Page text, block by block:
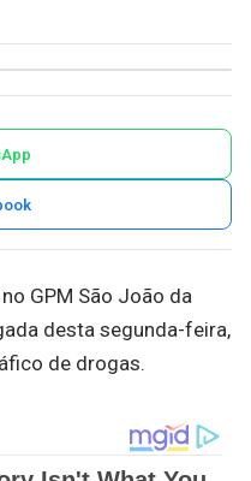
GPM São João da
desta segunda-feira,
de drogas.